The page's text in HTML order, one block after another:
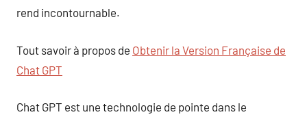
rend incontournable.
Tout savoir à propos de Obtenir la Version Française de
Chat GPT
Chat GPT est une technologie de pointe dans le